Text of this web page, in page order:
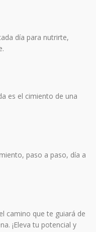
día para nutrirte,
es el cimiento de una
paso a paso, día a
camino que te guiará de
¡Eleva tu potencial y